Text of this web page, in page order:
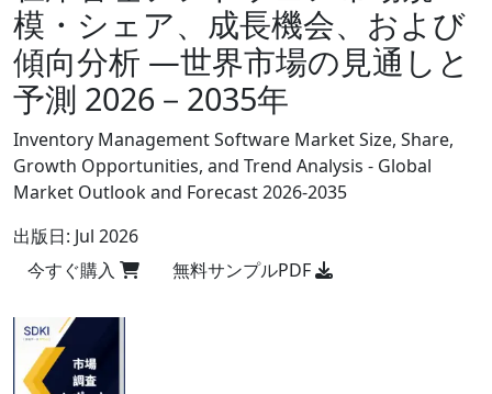
模・シェア、成長機会、および
傾向分析 ―世界市場の見通しと
予測 2026－2035年
Inventory Management Software Market Size, Share,
Growth Opportunities, and Trend Analysis - Global
Market Outlook and Forecast 2026-2035
出版日: Jul 2026
今すぐ購入
無料サンプルPDF